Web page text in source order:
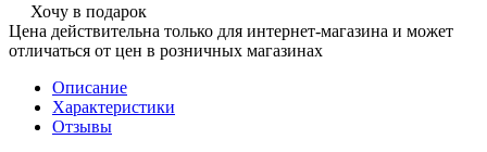
Хочу в подарок
Цена действительна только для интернет-магазина и может
отличаться от цен в розничных магазинах
Описание
Характеристики
Отзывы